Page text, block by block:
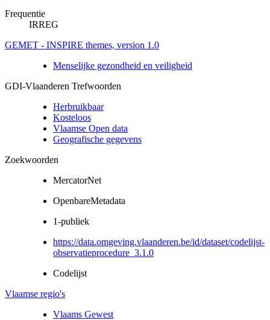
Frequentie
IRREG
GEMET - INSPIRE themes, version 1.0
Menselijke gezondheid en veiligheid
GDI-Vlaanderen Trefwoorden
Herbruikbaar
Kosteloos
Vlaamse Open data
Geografische gegevens
Zoekwoorden
MercatorNet
OpenbareMetadata
1-publiek
https://data.omgeving.vlaanderen.be/id/dataset/codelijst-
observatieprocedure_3.1.0
Codelijst
Vlaamse regio's
Vlaams Gewest